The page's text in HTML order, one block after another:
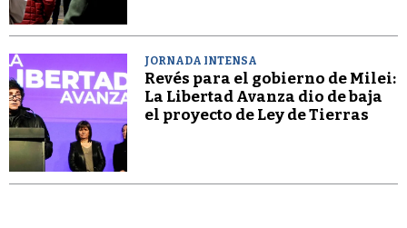
JORNADA INTENSA
Revés para el gobierno de Milei:
La Libertad Avanza dio de baja
el proyecto de Ley de Tierras